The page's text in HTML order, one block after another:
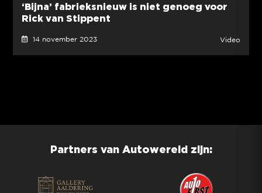
‘Bijna’ fabrieksnieuw is niet genoeg voor
Rick van Stippent
14 november 2023 Video
Partners van Autowereld zijn: